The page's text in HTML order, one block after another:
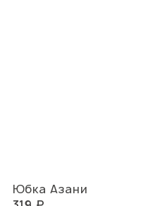
Юбка Азани